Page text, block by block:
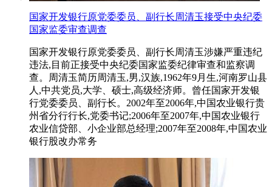
国家开发银行原党委委员、副行长周清玉接受中央纪委
国家监委审查调查
国家开发银行原党委委员、副行长周清玉涉嫌严重违纪
违法,目前正接受中央纪委国家监委纪律审查和监察调
查。周清玉简历周清玉,男,汉族,1962年9月生,河南罗山县
人,中共党员,大学、硕士,高级经济师。曾任国家开发银
行党委委员、副行长。2002年至2006年,中国农业银行贵
州省分行行长,党委书记;2006年至2007年,中国农业银行
农业信贷部、小企业部总经理;2007年至2008年,中国农业
银行股改办常务